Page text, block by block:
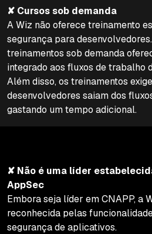
✘ Cursos sob demanda
A Wiz não oferece treinamento
segurança para
treinamentos sob demanda
integrado aos fluxos de trabalho
Além disso, os treinamentos
desenvolvedores saiam dos
gastando um tempo adicional.
✘ Não é uma líder
AppSec
Embora seja líder em CNAPP, a
reconhecida pelas
segurança de aplicativos.